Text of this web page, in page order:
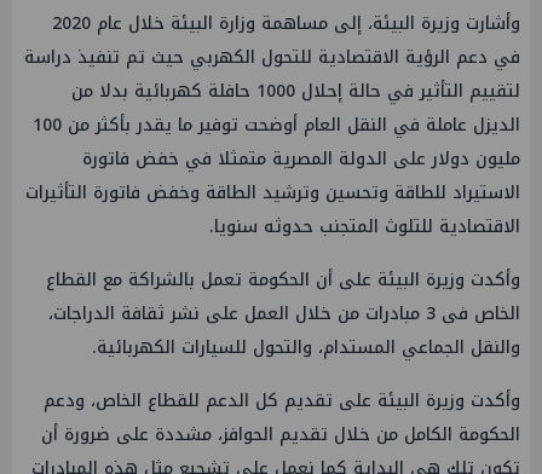
وأشارت وزيرة البيئة، إلى مساهمة وزارة البيئة خلال عام 2020
في دعم الرؤية الاقتصادية للتحول الكهربي حيث تم تنفيذ دراسة
لتقييم التأثير في حالة إحلال 1000 حافلة كهربائية بدلا من
الديزل عاملة في النقل العام أوضحت توفير ما يقدر بأكثر من 100
مليون دولار على الدولة المصرية متمثلا في خفض فاتورة
الاستيراد للطاقة وتحسين وترشيد الطاقة وخفض فاتورة التأثيرات
الاقتصادية للتلوث المتجنب حدوثه سنويا.
وأكدت وزيرة البيئة على أن الحكومة تعمل بالشراكة مع القطاع
الخاص فى 3 مبادرات من خلال العمل على نشر ثقافة الدراجات،
والنقل الجماعي المستدام، والتحول للسيارات الكهربائية.
وأكدت وزيرة البيئة على تقديم كل الدعم للقطاع الخاص، ودعم
الحكومة الكامل من خلال تقديم الحوافز، مشددة على ضرورة أن